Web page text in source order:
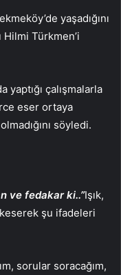
yaşadığını
Türkmen’i
yaptığı çalışmalarla
eser ortaya
söyledi.
ve fedakar ki..”Işık,
keserek şu ifadeleri
sorular soracağım,